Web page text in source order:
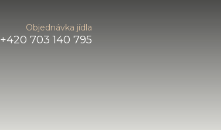
Objednávka jídla
+420 703 140 795